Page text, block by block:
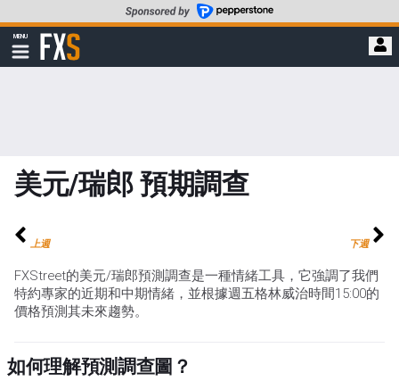
至
要
MENU
顯
示
FXStreet
美元/瑞郎 預期調查
上週 下週
FXStreet的美元/瑞郎預測調查是一種情緒工具，它強調了我們
特約專家的近期和中期情緒，並根據週五格林威治時間15:00的
價格預測其未來趨勢。
如何理解預測調查圖？